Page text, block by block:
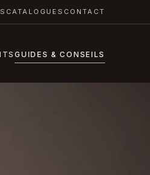
CATALOGUES CONTACT
GUIDES & CONSEILS